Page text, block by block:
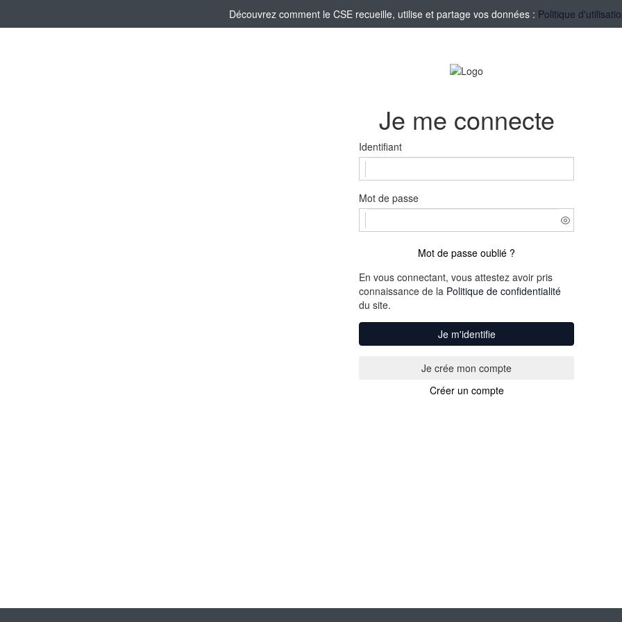
Découvrez comment le CSE recueille, utilise et partage vos données : Politique
Je me connecte
Identifiant
Mot de passe
Mot de passe oublié ?
En vous connectant, vous attestez avoir pris
connaissance de la Politique de confidentialité
du site.
Je m'identifie
Créer un compte